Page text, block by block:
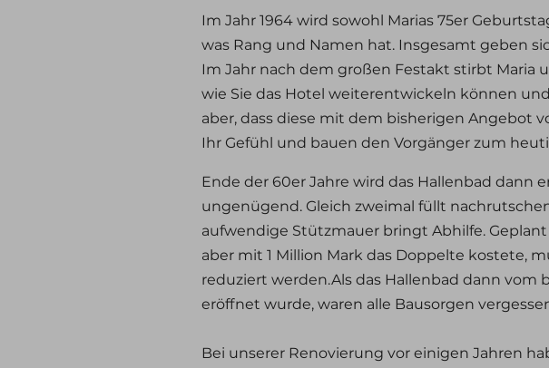
Im Jahr 1964 wird sowohl Marias 75er
was Rang und Namen hat. Insgesamt geben
Im Jahr nach dem großen Festakt stirbt Maria
wie Sie das Hotel weiterentwickeln können
aber, dass diese mit dem bisherigen Angebot
Ihr Gefühl und bauen den Vorgänger zum
Ende der 60er Jahre wird das Hallenbad dann
ungenügend. Gleich zweimal füllt
aufwendige Stützmauer bringt Abhilfe.
aber mit 1 Million Mark das Doppelte kostete,
reduziert werden.Als das Hallenbad dann
eröffnet wurde, waren alle Bausorgen
Bei unserer Renovierung vor einigen Jahren